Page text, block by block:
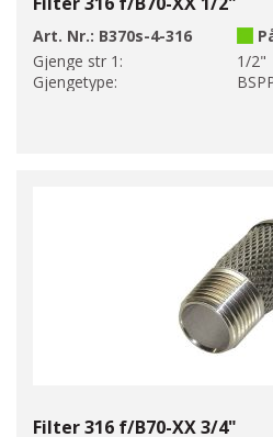
Art. Nr.: B370s-4-316
Gjenge str 1:
1/2"
Gjengetype:
Filter 316 f/B70-XX 3/4"